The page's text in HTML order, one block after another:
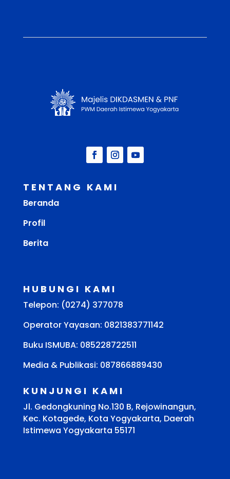
TENTANG KAMI
Beranda
Profil
Berita
HUBUNGI KAMI
Telepon: (0274) 377078
Operator Yayasan: 0821383771142
Buku ISMUBA: 085228722511
Media & Publikasi: 087866889430
KUNJUNGI KAMI
Jl. Gedongkuning No.130 B, Rejowinangun,
Kec. Kotagede, Kota Yogyakarta, Daerah
Istimewa Yogyakarta 55171